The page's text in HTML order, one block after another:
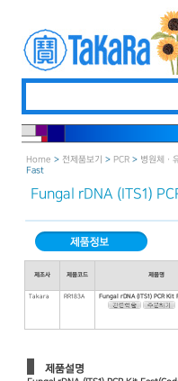
Home > 전제품보기 > PCR > 병원체ㆍ
Fast
Fungal rDNA (ITS1)
제조사 제품코드 제품명
Takara RR183A Fungal rDNA (ITS1) PCR Kit
제품설명